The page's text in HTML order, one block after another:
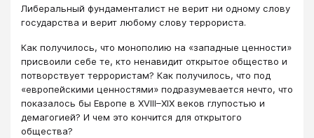
Либеральный фундаменталист не верит ни одному слову
государства и верит любому слову террориста.
Как получилось, что монополию на «западные ценности»
присвоили себе те, кто ненавидит открытое общество и
потворствует террористам? Как получилось, что под
«европейскими ценностями» подразумевается нечто, что
показалось бы Европе в XVIII–XIX веков глупостью и
демагогией? И чем это кончится для открытого
общества?